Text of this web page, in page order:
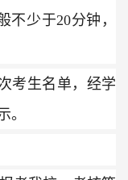
不少于20分钟，
考生名单，经学
。